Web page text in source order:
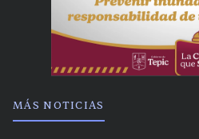
MÁS NOTICIAS